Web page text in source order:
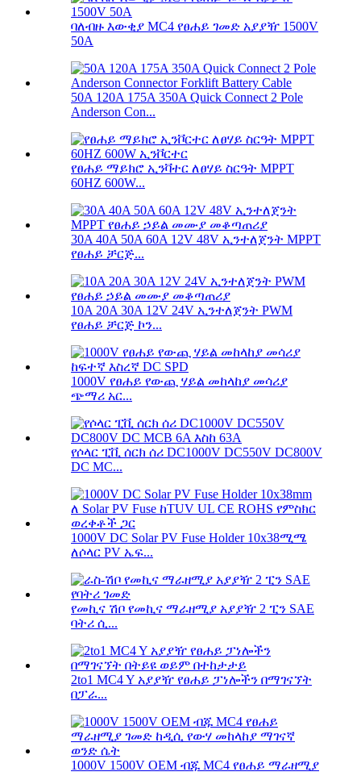
ባለብዙ እውቂያ MC4 የፀሐይ ገመድ አያያዥ 1500V
50A
50A 120A 175A 350A Quick Connect 2 Pole
Anderson Con...
የፀሐይ ማይክሮ ኢንቫተር ለፀሃይ ስርዓት MPPT
60HZ 600W...
30A 40A 50A 60A 12V 48V ኢንተለጀንት MPPT
የፀሐይ ቻርጅ...
10A 20A 30A 12V 24V ኢንተለጀንት PWM
የፀሐይ ቻርጅ ኮን...
1000V የፀሐይ የውጪ ሃይል መከላከያ መሳሪያ
ጭማሪ አር...
የሶላር ፒቪ ሰርክ ሰሪ DC1000V DC550V DC800V
DC MC...
1000V DC Solar PV Fuse Holder 10x38ሚሜ
ለሶላር PV ኤፍ...
የመኪና ሽቦ የመኪና ማራዘሚያ አያያዥ 2 ፒን SAE
ባትሪ ሲ...
2to1 MC4 Y አያያዥ የፀሐይ ፓነሎችን በማገናኘት
በፓራ...
1000V 1500V OEM ብጁ MC4 የፀሐይ ማራዘሚያ